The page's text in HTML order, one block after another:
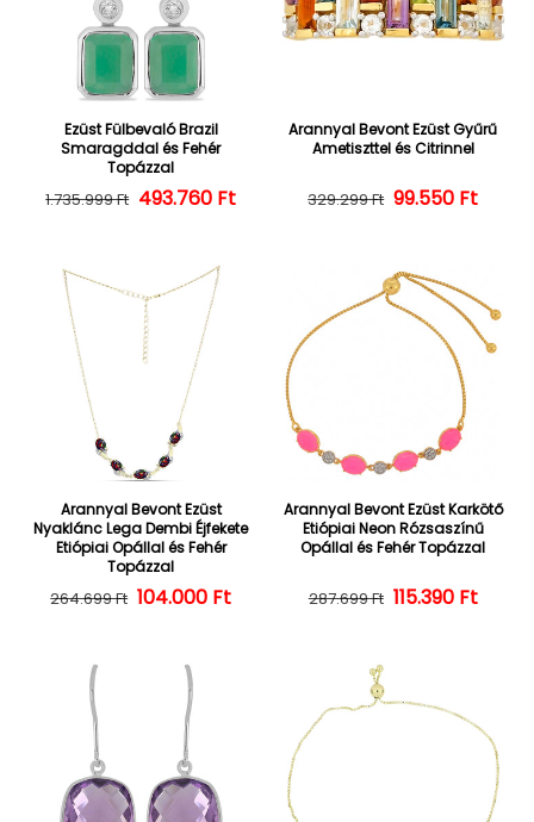
Ezüst Fülbevaló Brazil
Smaragddal és Fehér
Topázzal
Normál ár
1.735.999 Ft Kedvezményes ár
493.760 Ft
Arannyal Bevont Ezüst Gyűrű
Ametiszttel és Citrinnel
Normál ár
329.299 Ft 99.550 Ft
Arannyal Bevont Ezüst
Nyaklánc Lega Dembi Éjfekete
Etiópiai Opállal és Fehér
Topázzal
Normál ár
264.699 Ft Kedvezményes ár
104.000 Ft
Arannyal Bevont Ezüst Karkötő
Etiópiai Neon Rózsaszínű
Opállal és Fehér Topázzal
Normál ár
287.699 Ft 115.390 Ft